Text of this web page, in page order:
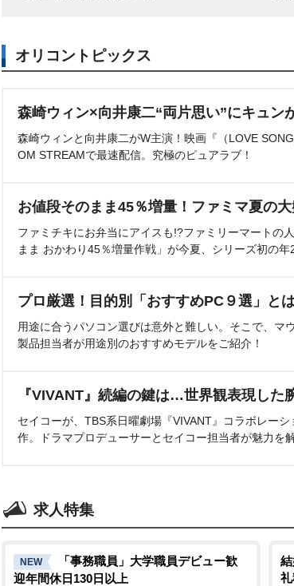
オリコントピックス
森崎ウィン×向井康二“両片思い”にキュン
森崎ウィンと向井康二がW主演！映画『（LOVE
OM STREAMで最速配信。究極のピュアラブ！
お値段そのまま45％増量！ファミマ夏の
ファミチキにお弁当にアイスも!?ファミリーマートの
まま おかわり45％増量作戦」が今夏、シリーズ初の年
プロ厳選！目的別「おすすめPC９選」と
用途に合うパソコン選びは意外と難しい。そこで、マ
製品担当者が用途別のおすすめモデルをご紹介！
『VIVANT』続編の鍵は…世界観表現した
セイコーが、TBS系日曜劇場『VIVANT』コラボレーシ
作。ドラマプロデューサーとセイコー担当者が魅力を解
求人特集
NEW
「事務職員」大学職員デビュー歓
迎年間休日130日以上